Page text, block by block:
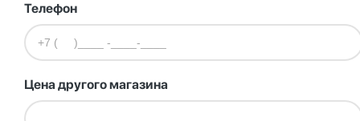
Телефон
Цена другого магазина